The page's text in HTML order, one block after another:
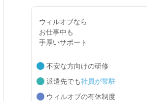
ウィルオブなら
お仕事中も
手厚いサポート
不安な方向けの研修
派遣先でも社員が常駐
ウィルオブの有休制度